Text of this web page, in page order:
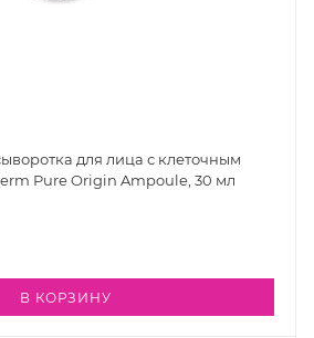
для лица с клеточным
Pure Origin Ampoule, 30 мл
В КОРЗИНУ